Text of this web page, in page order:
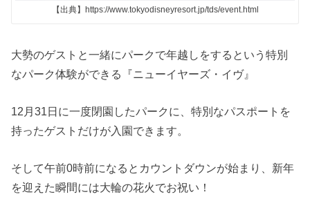
【出典】https://www.tokyodisneyresort.jp/tds/event.html
大勢のゲストと一緒にパークで年越しをするという特別
なパーク体験ができる『ニューイヤーズ・イヴ』
12月31日に一度閉園したパークに、特別なパスポートを
持ったゲストだけが入園できます。
そして午前0時前になるとカウントダウンが始まり、新年
を迎えた瞬間には大輪の花火でお祝い！